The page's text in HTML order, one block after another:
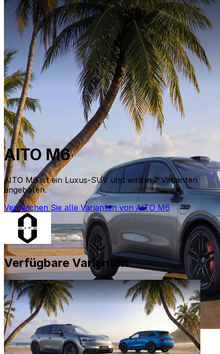
AITO M6
AITO M6 ist ein Luxus-SUV und wird in 2 Varianten
angeboten.
Vergleichen Sie alle Varianten von AITO M6
Verfügbare Varianten